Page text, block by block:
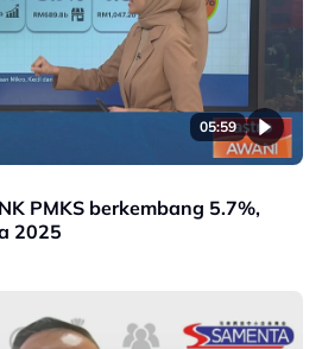
05:59
PMKS berkembang 5.7%,
2025